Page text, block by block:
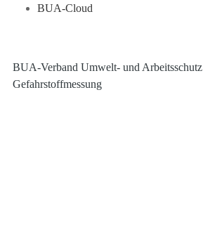
BUA-Cloud
BUA-Verband Umwelt- und Arbeitsschutz
Gefahrstoffmessung